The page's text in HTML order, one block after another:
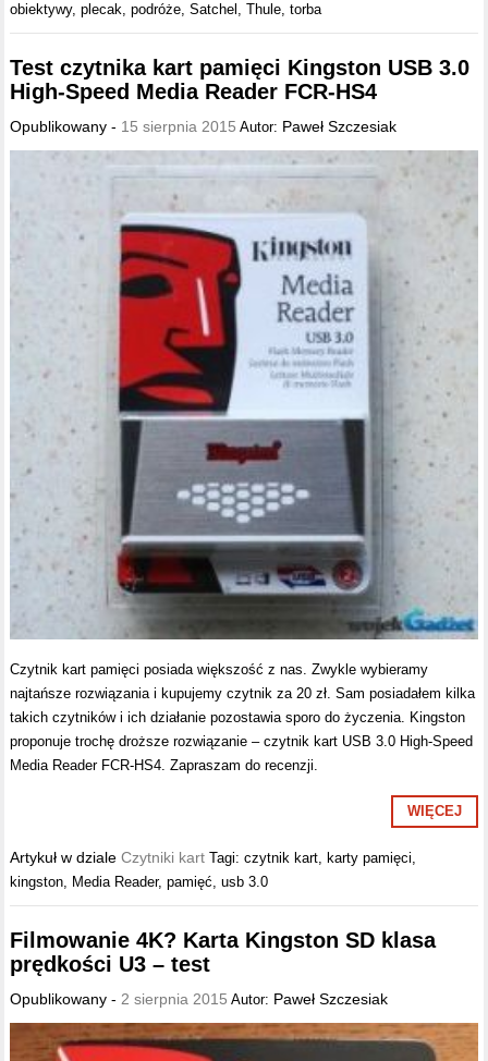
obiektywy,plecak,podróże,Satchel ,Thule,torba
Test czytnika kart pamięci Kingston USB 3.0
High-Speed Media Reader FCR-HS4
Opublikowany - 15 sierpnia 2015 Autor: Paweł Szczesiak
Czytnik kart pamięci posiada większość z nas. Zwykle wybieramy
najtańsze rozwiązania i kupujemy czytnik za 20 zł. Sam posiadałem kilka
takich czytników i ich działanie pozostawia sporo do życzenia. Kingston
proponuje trochę droższe rozwiązanie – czytnik kart USB 3.0 High-Speed
Media Reader FCR-HS4. Zapraszam do recenzji.
WIĘCEJ
Artykuł w dzialeCzytniki kart Tagi:czytnik kart, karty pamięci,
kingston, Media Reader,pamięć,usb 3.0
Filmowanie 4K? Karta Kingston SD klasa
prędkości U3 – test
Opublikowany - 2 sierpnia 2015 Autor: Paweł Szczesiak